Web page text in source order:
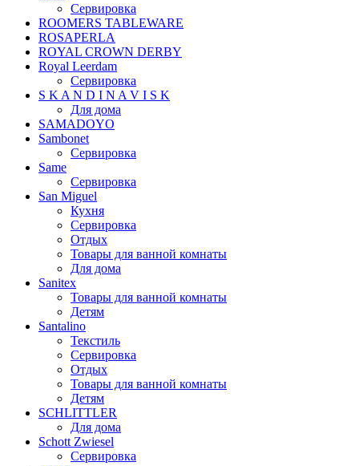
Сервировка
ROOMERS TABLEWARE
ROSAPERLA
ROYAL CROWN DERBY
Royal Leerdam
Сервировка
S K A N D I N A V I S K
Для дома
SAMADOYO
Sambonet
Сервировка
Same
Сервировка
San Miguel
Кухня
Сервировка
Отдых
Товары для ванной комнаты
Для дома
Sanitex
Товары для ванной комнаты
Детям
Santalino
Текстиль
Сервировка
Отдых
Товары для ванной комнаты
Детям
SCHLITTLER
Для дома
Schott Zwiesel
Сервировка